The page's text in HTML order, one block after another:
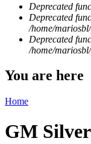
Deprecated
Deprecated
/home/
Deprecated
/home/
You are here
Home
GM